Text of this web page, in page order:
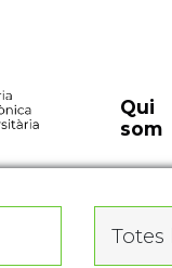
Qui
som
Totes